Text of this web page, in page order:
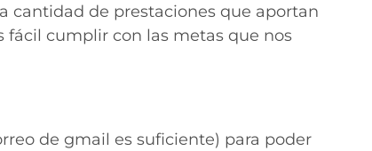
cantidad de prestaciones que aportan
fácil cumplir con las metas que nos
de gmail es suficiente) para poder